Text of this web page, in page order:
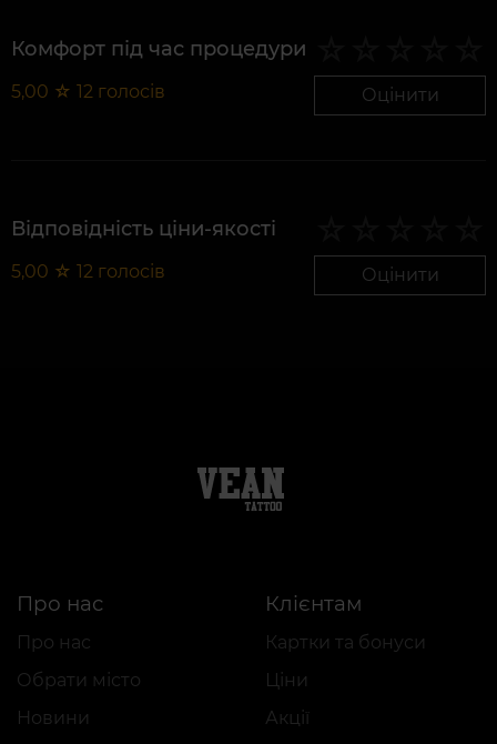
Комфорт під час процедури
5,00 ☆ 12 голосів Оцінити
Відповідність ціни-якості
5,00 ☆ 12 голосів Оцінити
Про нас
Про нас
Обрати місто
Новини
Клієнтам
Картки та бонуси
Ціни
Акції